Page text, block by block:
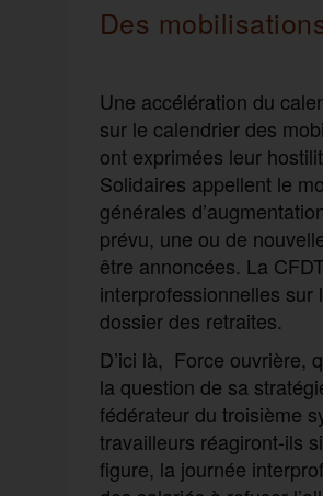
Des
Une accélération du
sur le calendrier des
ont exprimées leur
Solidaires appellent le
générales
prévu, une ou de
être annoncées. La
interprofessionnelles sur
dossier des retraites.
D’ici là, Force ouvrière,
la question de sa
fédérateur du troisième
travailleurs réagiront-ils
figure, la journée